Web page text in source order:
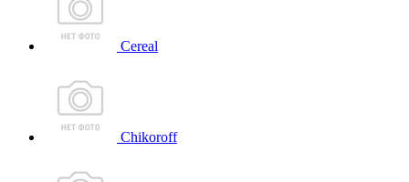
Cereal
Chikoroff